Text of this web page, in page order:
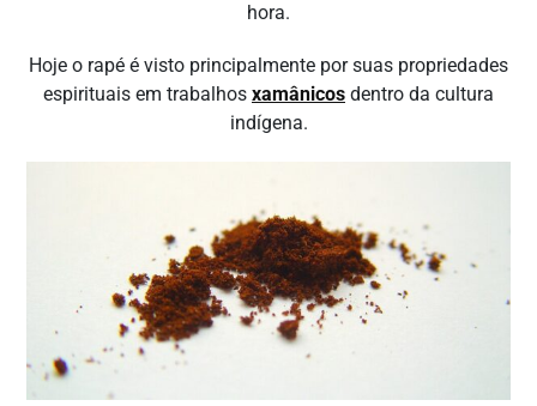
hora.
Hoje o rapé é visto principalmente por suas propriedades
espirituais em trabalhos xamânicos dentro da cultura
indígena.